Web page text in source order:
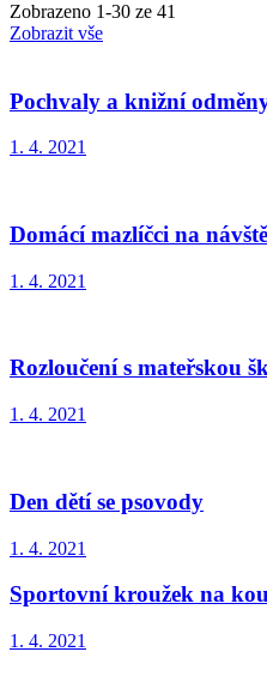
Zobrazeno 1-30 ze 41
Zobrazit vše
Pochvaly a knižní
1. 4. 2021
Domácí mazlíčci na
1. 4. 2021
Rozloučení s mateřskou
1. 4. 2021
Den dětí se psovody
1. 4. 2021
Sportovní kroužek na
1. 4. 2021